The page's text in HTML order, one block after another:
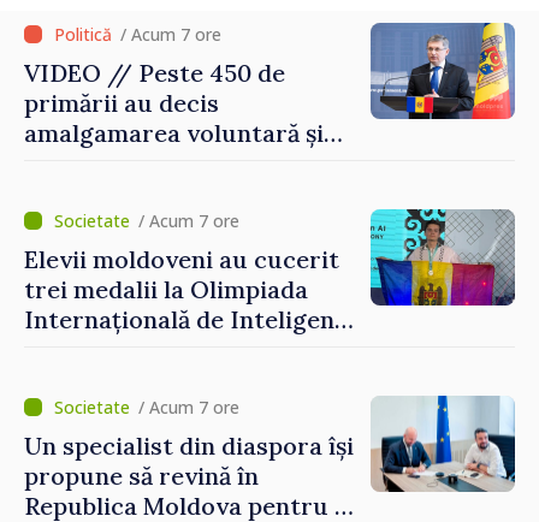
/ Acum 7 ore
VIDEO // Peste 450 de
primării au decis
amalgamarea voluntară și
Grosu: „Este important să
depășim blocajele și să dăm o
șansă localităților să se
dezvolte”
/ Acum 7 ore
Elevii moldoveni au cucerit
trei medalii la Olimpiada
Internațională de Inteligență
/ Acum 7 ore
Un specialist din diaspora își
propune să revină în
Republica Moldova pentru a